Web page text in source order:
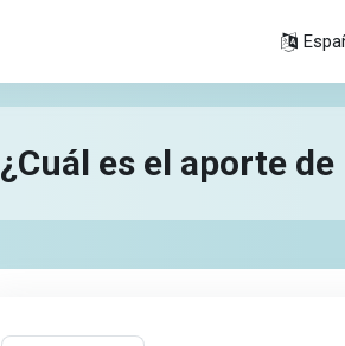
¿Cuál es el aporte